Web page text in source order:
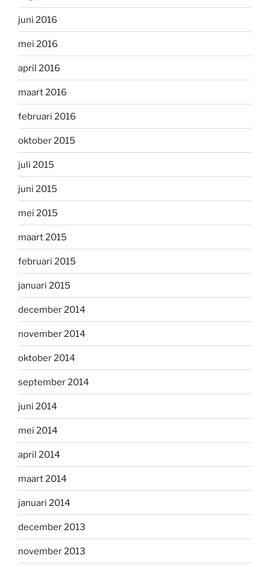
juni 2016
mei 2016
april 2016
maart 2016
februari 2016
oktober 2015
juli 2015
juni 2015
mei 2015
maart 2015
februari 2015
januari 2015
december 2014
november 2014
oktober 2014
september 2014
juni 2014
mei 2014
april 2014
maart 2014
januari 2014
december 2013
november 2013